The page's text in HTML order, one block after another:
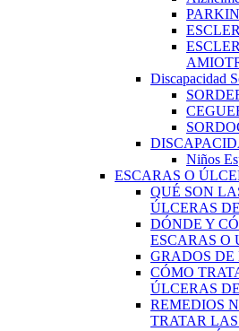
Discapacidad
Niños
ESCARAS O
QUÉ SON
ÚLCERAS
DÓNDE Y
ESCARAS O
GRADOS DE
CÓMO
ÚLCERAS
REMEDIOS
TRATAR